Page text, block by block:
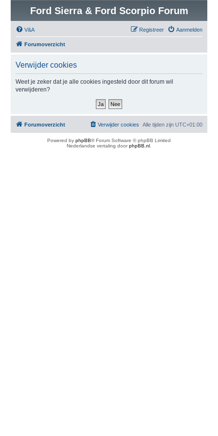
Ford Sierra & Ford Scorpio Forum
V&A Aanmelden
Registreer
Forumoverzicht
Verwijder cookies
Weet je zeker dat je alle cookies ingesteld door dit forum wil
verwijderen?
Forumoverzicht Alle tijden zijn UTC+01:00
Verwijder cookies
Powered by phpBB® Forum Software © phpBB Limited
Nederlandse vertaling doorphpBB.nl